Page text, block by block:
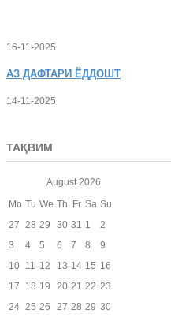
16-11-2025
АЗ ДАФТАРИ ЁДДОШТ
14-11-2025
ТАҚВИМ
August 2026
Mo Tu We Th Fr Sa Su
27 28 29 30 31 1
2
3
4 5 6 7 8
9
10 11 12 13 14 15 16
17
18 19 20 21 22 23
24 25 26 27 28 29 30